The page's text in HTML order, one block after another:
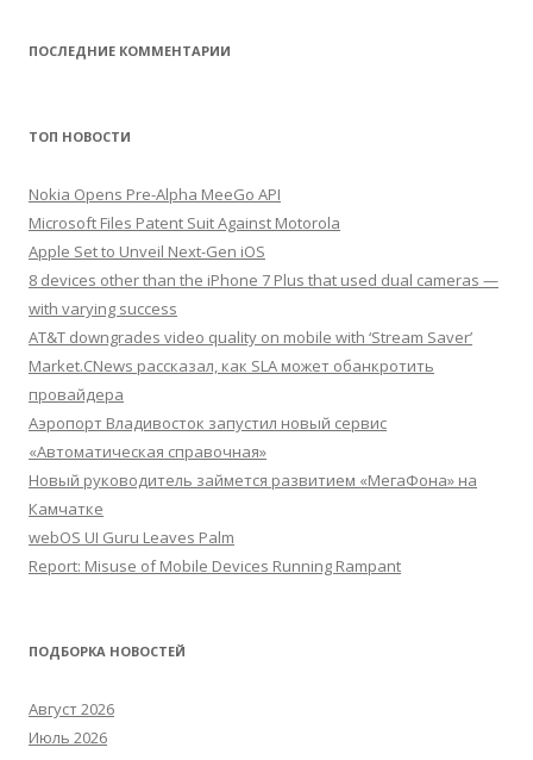
ПОСЛЕДНИЕ КОММЕНТАРИИ
ТОП НОВОСТИ
Nokia Opens Pre-Alpha MeeGo API
Microsoft Files Patent Suit Against Motorola
Apple Set to Unveil Next-Gen iOS
8 devices other than the iPhone 7 Plus that used dual cameras —
with varying success
AT&T downgrades video quality on mobile with ‘Stream Saver’
Market.CNews рассказал, как SLA может обанкротить
провайдера
Аэропорт Владивосток запустил новый сервис
«Автоматическая справочная»
Новый руководитель займется развитием «МегаФона» на
Камчатке
webOS UI Guru Leaves Palm
Report: Misuse of Mobile Devices Running Rampant
ПОДБОРКА НОВОСТЕЙ
Август 2026
Июль 2026